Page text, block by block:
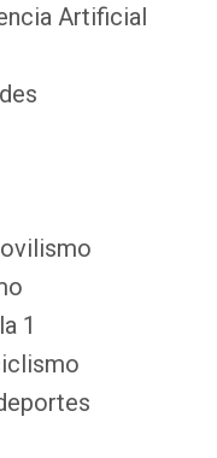
Artificial
1